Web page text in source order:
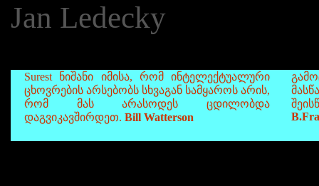
Jan Ledecky
Surest ნიშანი იმისა, რომ ინტელექტუალური
ცხოვრების არსებობს სხვაგან სამყაროს არის,
რომ მას არასოდეს ცდილობდა
დაგვიკავშირდეთ. Bill Watterson